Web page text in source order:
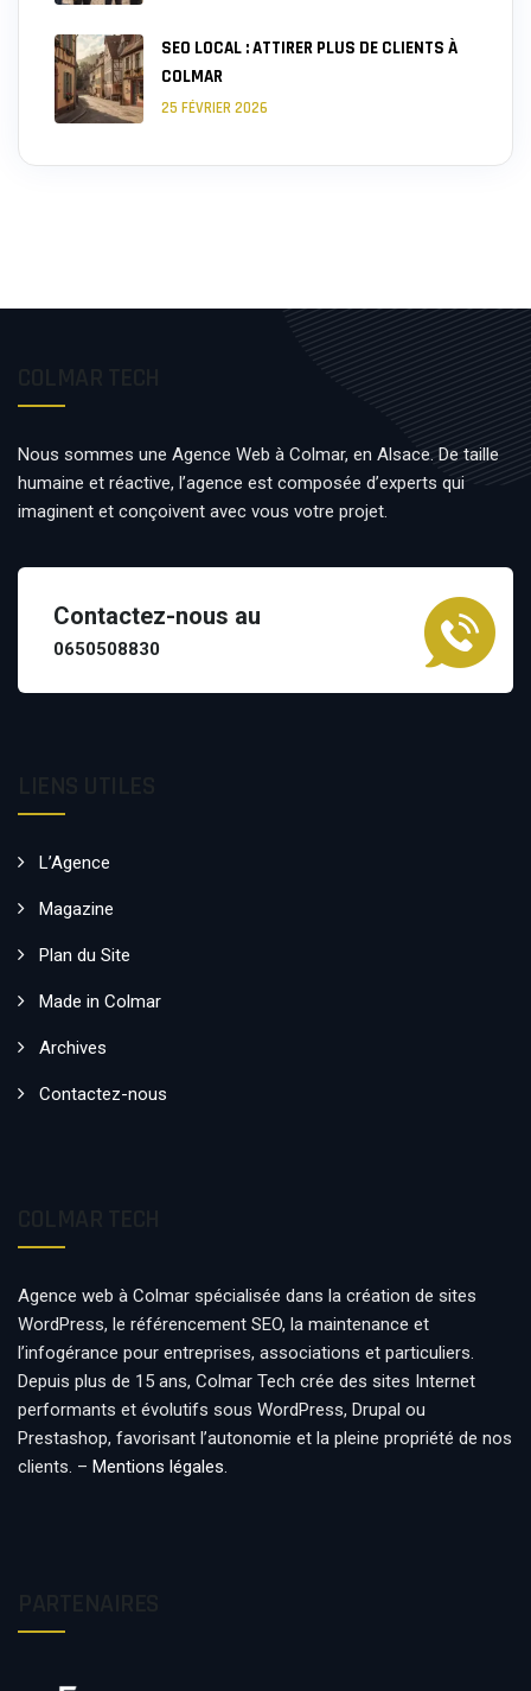
SEO LOCAL : ATTIRER PLUS DE CLIENTS À
COLMAR
25 FÉVRIER 2026
Nous sommes une Agence Web à Colmar, en Alsace. De taille
humaine et réactive, l’agence est composée d’experts qui
imaginent et conçoivent avec vous votre projet.
Contactez-nous au
0650508830
L’Agence
Magazine
Plan du Site
Made in Colmar
Archives
Contactez-nous
Agence web à Colmar spécialisée dans la création de sites
WordPress, le référencement SEO, la maintenance et
l’infogérance pour entreprises, associations et particuliers.
Depuis plus de 15 ans, Colmar Tech crée des sites Internet
performants et évolutifs sous WordPress, Drupal ou
Prestashop, favorisant l’autonomie et la pleine propriété de nos
clients. – Mentions légales.